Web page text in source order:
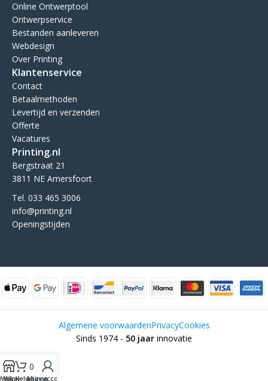
Online Ontwerptool
Ontwerpservice
Bestanden aanleveren
Webdesign
Over Printing
Klantenservice
Contact
Betaalmethoden
Levertijd en verzenden
Offerte
Vacatures
Printing.nl
Bergstraat 21
3811 NE Amersfoort
Tel. 033 465 3006
info@printing.nl
Openingstijden
Algemene voorwaardenPrivacyCookies
Sinds 1974 - 50 jaar innovatie
Als de resultaten voor automatisch aanvullen beschikbaar zijn,
0
Winkelwagen
Mijn account